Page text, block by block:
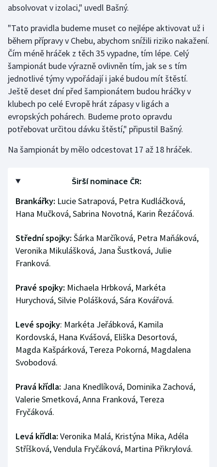
Stolní tenis
Triatlon
Veslování
Vodní slalom
Volejbal
Ostatní
absolvovat v izolaci," uvedl Bašný.
"Tato pravidla budeme muset co nejlépe aktivovat už i
během přípravy v Chebu, abychom snížili riziko nakažení.
Čím méně hráček z těch 35 vypadne, tím lépe. Celý
šampionát bude výrazně ovlivněn tím, jak se s tím
jednotlivé týmy vypořádají i jaké budou mít štěstí.
Ještě deset dní před šampionátem budou hráčky v
klubech po celé Evropě hrát zápasy v ligách a
evropských pohárech. Budeme proto opravdu
potřebovat určitou dávku štěstí," připustil Bašný.
Na šampionát by mělo odcestovat 17 až 18 hráček.
Širší nominace ČR:
Brankářky: Lucie Satrapová, Petra Kudláčková,
Hana Mučková, Sabrina Novotná, Karin Řezáčová.
Střední spojky: Šárka Marčíková, Petra Maňáková,
Veronika Mikulášková, Jana Šustková, Julie
Franková.
Pravé spojky: Michaela Hrbková, Markéta
Hurychová, Silvie Polášková, Sára Kovářová.
Levé spojky: Markéta Jeřábková, Kamila
Kordovská, Hana Kvášová, Eliška Desortová,
Magda Kašpárková, Tereza Pokorná, Magdalena
Svobodová.
Pravá křídla: Jana Knedlíková, Dominika Zachová,
Valerie Smetková, Anna Franková, Tereza
Fryčáková.
Levá křídla: Veronika Malá, Kristýna Mika, Adéla
Stříšková, Vendula Fryčáková, Martina Přikrylová.